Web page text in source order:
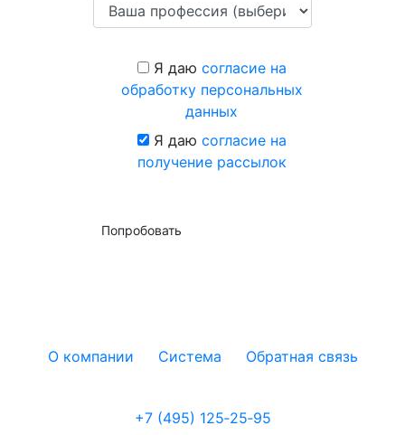
Я даю согласие на
обработку персональных
данных
Я даю согласие на
получение рассылок
Попробовать
О компании Система Обратная связь
+7 (495) 125‑25‑95